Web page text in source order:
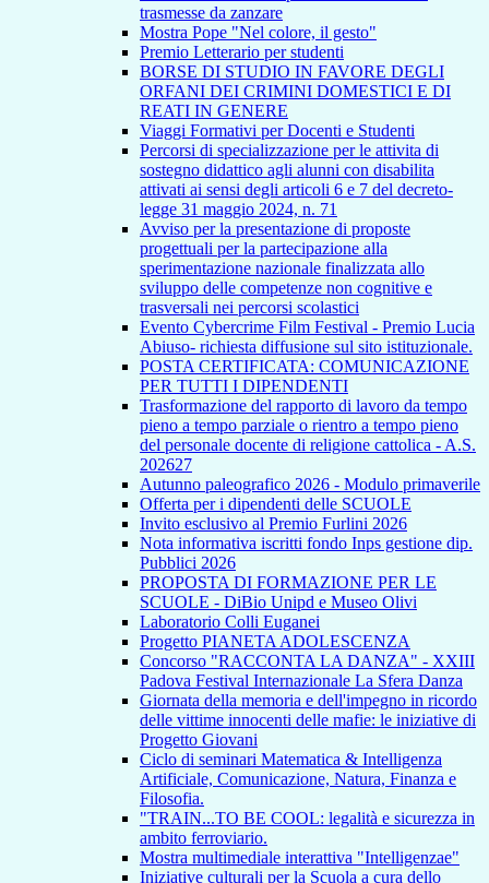
trasmesse da zanzare
Mostra Pope "Nel colore, il gesto"
Premio Letterario per studenti
BORSE DI STUDIO IN FAVORE DEGLI
ORFANI DEI CRIMINI DOMESTICI E DI
REATI IN GENERE
Viaggi Formativi per Docenti e Studenti
Percorsi di specializzazione per le attivita di
sostegno didattico agli alunni con disabilita
attivati ai sensi degli articoli 6 e 7 del decreto-
legge 31 maggio 2024, n. 71
Avviso per la presentazione di proposte
progettuali per la partecipazione alla
sperimentazione nazionale finalizzata allo
sviluppo delle competenze non cognitive e
trasversali nei percorsi scolastici
Evento Cybercrime Film Festival - Premio Lucia
Abiuso- richiesta diffusione sul sito istituzionale.
POSTA CERTIFICATA: COMUNICAZIONE
PER TUTTI I DIPENDENTI
Trasformazione del rapporto di lavoro da tempo
pieno a tempo parziale o rientro a tempo pieno
del personale docente di religione cattolica - A.S.
202627
Autunno paleografico 2026 - Modulo primaverile
Offerta per i dipendenti delle SCUOLE
Invito esclusivo al Premio Furlini 2026
Nota informativa iscritti fondo Inps gestione dip.
Pubblici 2026
PROPOSTA DI FORMAZIONE PER LE
SCUOLE - DiBio Unipd e Museo Olivi
Laboratorio Colli Euganei
Progetto PIANETA ADOLESCENZA
Concorso "RACCONTA LA DANZA" - XXIII
Padova Festival Internazionale La Sfera Danza
Giornata della memoria e dell'impegno in ricordo
delle vittime innocenti delle mafie: le iniziative di
Progetto Giovani
Ciclo di seminari Matematica & Intelligenza
Artificiale, Comunicazione, Natura, Finanza e
Filosofia.
"TRAIN...TO BE COOL: legalità e sicurezza in
ambito ferroviario.
Mostra multimediale interattiva "Intelligenzae"
Iniziative culturali per la Scuola a cura dello